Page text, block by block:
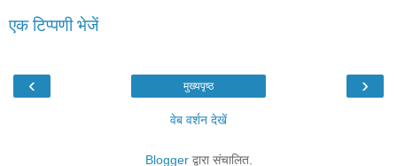
एक टिप्पणी भेजें
‹ ›
मुख्यपृष्ठ
वेब वर्शन देखें
Bloggerद्वारा संचालित.